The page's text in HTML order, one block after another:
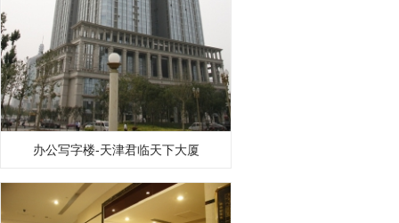
办公写字楼-天津君临天下大厦